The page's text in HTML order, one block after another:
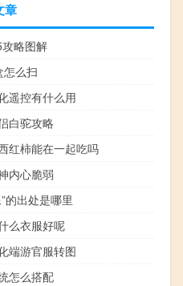
章
略图解
怎么扫
遥控有什么用
白驼攻略
红柿能在一起吃吗
内心脆弱
的出处是哪里
么衣服好呢
端游官服转图
怎么搭配